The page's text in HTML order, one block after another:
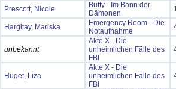
Prescott, Nicole
Buffy - Im Bann der
Dämonen
Hargitay, Mariska
Emergency Room - Die
Notaufnahme
unbekannt
Akte X - Die
unheimlichen Fälle des
FBI
Huget, Liza
Akte X - Die
unheimlichen Fälle des
FBI